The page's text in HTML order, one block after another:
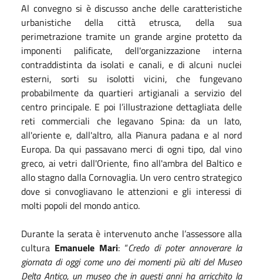
Al convegno si è discusso anche delle caratteristiche
urbanistiche della città etrusca, della sua
perimetrazione tramite un grande argine protetto da
imponenti palificate, dell'organizzazione interna
contraddistinta da isolati e canali, e di alcuni nuclei
esterni, sorti su isolotti vicini, che fungevano
probabilmente da quartieri artigianali a servizio del
centro principale. E poi l’illustrazione dettagliata delle
reti commerciali che legavano Spina: da un lato,
all'oriente e, dall'altro, alla Pianura padana e al nord
Europa. Da qui passavano merci di ogni tipo, dal vino
greco, ai vetri dall'Oriente, fino all'ambra del Baltico e
allo stagno dalla Cornovaglia. Un vero centro strategico
dove si convogliavano le attenzioni e gli interessi di
molti popoli del mondo antico.
Durante la serata è intervenuto anche l’assessore alla
cultura Emanuele Mari: “Credo di poter annoverare la
giornata di oggicome uno dei momenti più alti del Museo
Delta Antico, un museo che in questi anni ha arricchito la